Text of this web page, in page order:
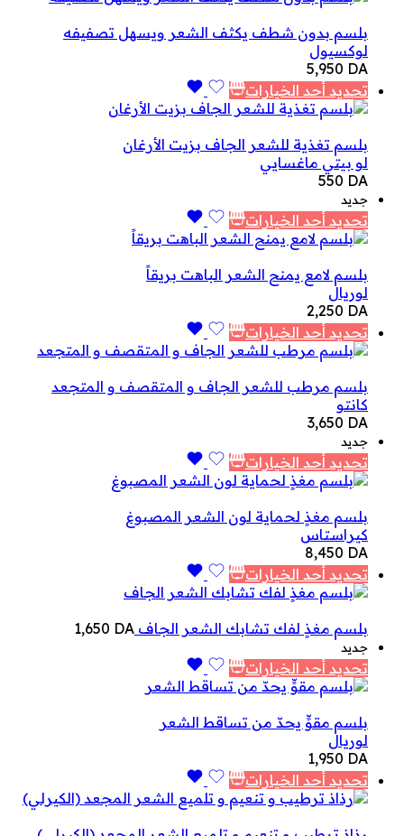
بلسم بدون شطف يكثف الشعر ويسهل تصفيفه
لوكسيول
5,950 DA
تحديد أحد الخيارات
بلسم تغذية للشعر الجاف بزيت الأرغان
لو بيتي ماغسايي
550 DA
جديد
تحديد أحد الخيارات
بلسم لامع يمنح الشعر الباهت بريقاً
لوريال
2,250 DA
تحديد أحد الخيارات
بلسم مرطب للشعر الجاف و المتقصف و المتجعد
كانتو
3,650 DA
جديد
تحديد أحد الخيارات
بلسم مغذٍ لحماية لون الشعر المصبوغ
كيراستاس
8,450 DA
تحديد أحد الخيارات
بلسم مغذٍ لفك تشابك الشعر الجاف 1,650 DA
جديد
تحديد أحد الخيارات
بلسم مقوٍّ يحدّ من تساقط الشعر
لوريال
1,950 DA
تحديد أحد الخيارات